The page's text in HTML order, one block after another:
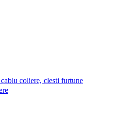
coliere, clesti furtune